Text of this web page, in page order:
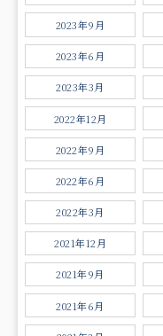
2023年9月
2023年6月
2023年3月
2022年12月
2022年9月
2022年6月
2022年3月
2021年12月
2021年9月
2021年6月